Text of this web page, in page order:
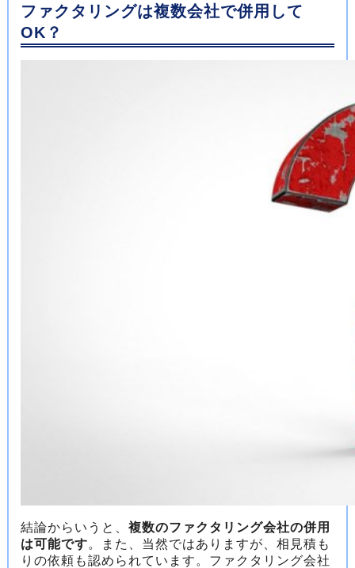
ファクタリングは複数会社で併用して
OK？
結論からいうと、 複数のファクタリング会社の併用
は可能です。また、当然ではありますが、相見積も
りの依頼も認められています。ファクタリング会社